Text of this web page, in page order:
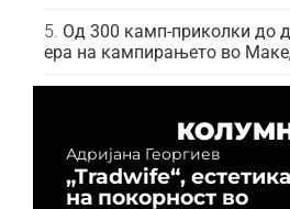
Од 300 камп-приколки до
ера на кампирањето во
Адријана Георгиев
„Tradwife“, естетика
на покорност во